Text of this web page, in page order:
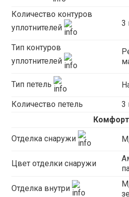
Количество контуров
уплотнителей
3
Тип контуров
уплотнителей
Тип петель
Количество петель
3
Комфорт
Отделка снаружи
Цвет отделки снаружи
Отделка внутри